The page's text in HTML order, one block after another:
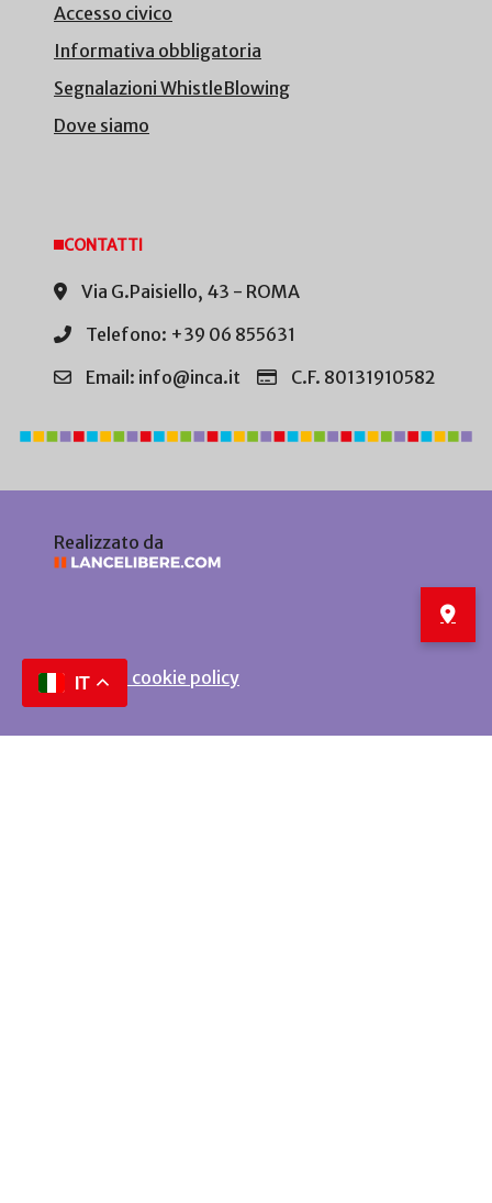
Accesso civico
Informativa obbligatoria
Segnalazioni WhistleBlowing
Dove siamo
CONTATTI
Via G.Paisiello, 43 - ROMA
Telefono: +39 06 855631
Email: info@inca.it
C.F. 80131910582
Realizzato da
Privacy e cookie policy
IT